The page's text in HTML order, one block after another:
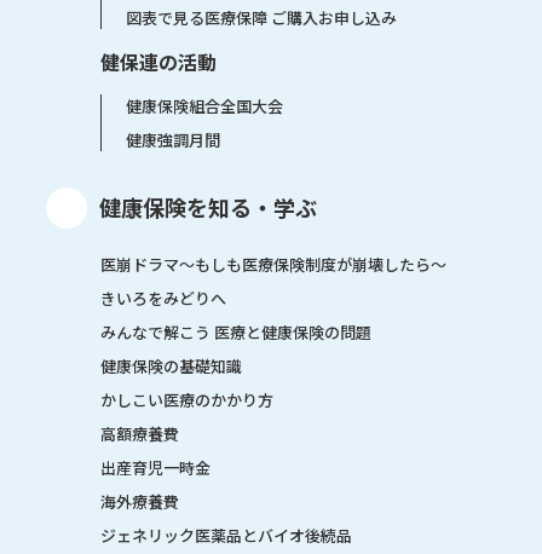
図表で見る医療保障 ご購入お申し込み
健保連の活動
健康保険組合全国大会
健康強調月間
健康保険を知る・学ぶ
医崩ドラマ〜もしも医療保険制度が崩壊したら〜
きいろをみどりへ
みんなで解こう 医療と健康保険の問題
健康保険の基礎知識
かしこい医療のかかり方
高額療養費
出産育児一時金
海外療養費
ジェネリック医薬品とバイオ後続品